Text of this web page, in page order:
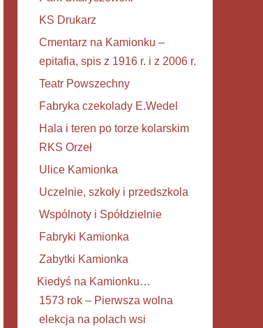
KS Drukarz
Cmentarz na Kamionku –
epitafia, spis z 1916 r. i z 2006 r.
Teatr Powszechny
Fabryka czekolady E.Wedel
Hala i teren po torze kolarskim
RKS Orzeł
Ulice Kamionka
Uczelnie, szkoły i przedszkola
Wspólnoty i Spółdzielnie
Fabryki Kamionka
Zabytki Kamionka
Kiedyś na Kamionku…
1573 rok – Pierwsza wolna
elekcja na polach wsi